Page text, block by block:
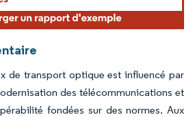
de transport optique est influencé par
des télécommunications et
fondées sur des normes. Aux